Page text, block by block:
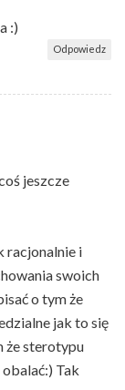
:)
Odpowiedz
jeszcze
racjonalnie i
swoich
o tym że
jak to się
że sterotypu
Tak